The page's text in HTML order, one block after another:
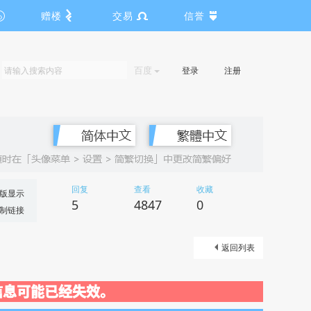
赠楼 交易 信誉
百度 登录 注册
显示
链接
回复
5
查看
4847
收藏
0
返回列表
可能已经失效。